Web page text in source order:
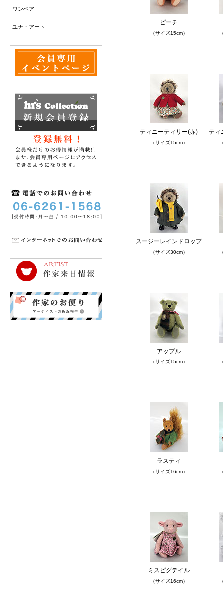
ワンベア
ユナ・アート
ピーチ
（サイズ15cm）
ティニーティリー(赤)
（サイズ15cm）
ティ
スージーレインドロップ
（サイズ30cm）
アップル
（サイズ15cm）
ラスティ
（サイズ16cm）
ミスピグテイル
（サイズ16cm）